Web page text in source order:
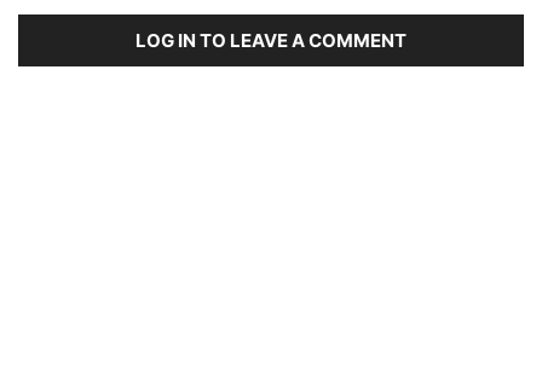
LOG IN TO LEAVE A COMMENT